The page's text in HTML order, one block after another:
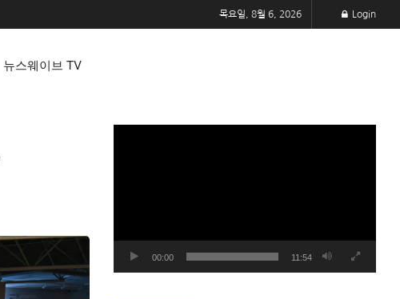
목요일, 8월 6, 2026 Login
뉴스웨이브 TV
00:00 11:54